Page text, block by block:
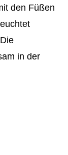
den Füßen
in der